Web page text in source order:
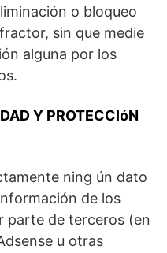
o bloqueo
sin que medie
alguna por los
Y PROTECCIóN
ning ún dato
de los
parte de terceros (en
u otras